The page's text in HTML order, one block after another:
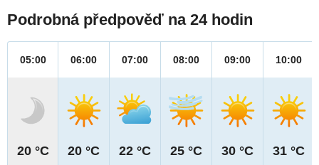
Podrobná předpověď na 24 hodin
05:00
20 °C
06:00
20 °C
07:00
22 °C
08:00
25 °C
09:00
30 °C
10:00
31 °C